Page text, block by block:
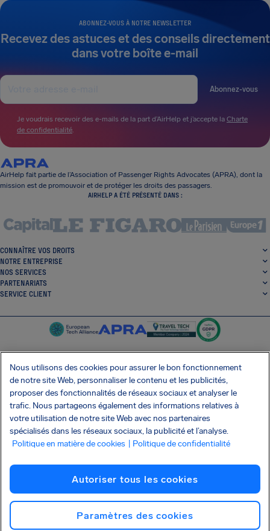
ABONNEZ-VOUS À NOTRE NEWSLETTER
Recevez des astuces et des conseils directement
dans votre boîte e-mail
Abonnez-vous
Je voudrais recevoir des e-mails de la part d’AirHelp et j’accepte la Charte
de confidentialité.
AirHelp fait partie de l’Association of Passenger Rights Advocates (APRA), dont la
mission est de promouvoir et de protéger les droits des passagers.
AIRHELP A ÉTÉ PRÉSENTÉ DANS :
CONNAÎTRE VOS DROITS
NOTRE ENTREPRISE
NOS SERVICES
PARTENARIATS
SERVICE CLIENT
SocialFacebook
SocialTwitter
SocialInstagram
SocialLinkedin
OBTENEZ NOTRE APPLI GRATUITE
Politique de confidentialité CookiesImprint
Attaque de la chaîne d'approvisionnement Shai-Hulud
Copyright © 2026 AirHelp
Nous utilisons des cookies pour assurer le bon fonctionnement
de notre site Web, personnaliser le contenu et les publicités,
proposer des fonctionnalités de réseaux sociaux et analyser le
trafic. Nous partageons également des informations relatives à
votre utilisation de notre site Web avec nos partenaires
spécialisés dans les réseaux sociaux, la publicité et l’analyse.
Politique en matière de cookies
| Politique de confidentialité
Autoriser tous les cookies
Paramètres des cookies